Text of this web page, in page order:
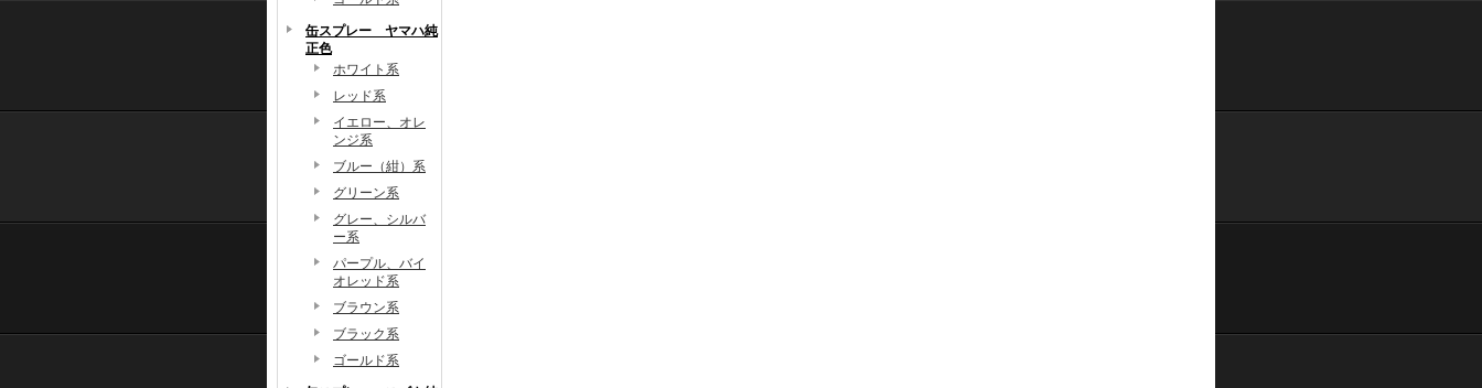
缶スプレー ヤマハ純
正色
ホワイト系
レッド系
イエロー、オレ
ンジ系
ブルー（紺）系
グリーン系
グレー、シルバ
ー系
パープル、バイ
オレッド系
ブラウン系
ブラック系
ゴールド系